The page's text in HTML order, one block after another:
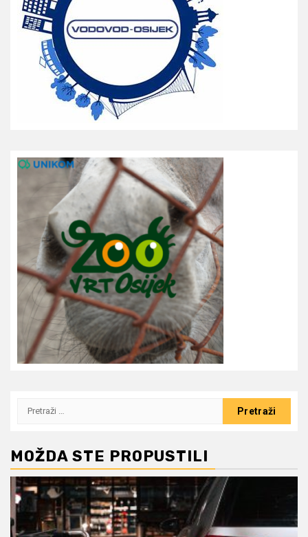
Pretraži:
MOŽDA STE PROPUSTILI